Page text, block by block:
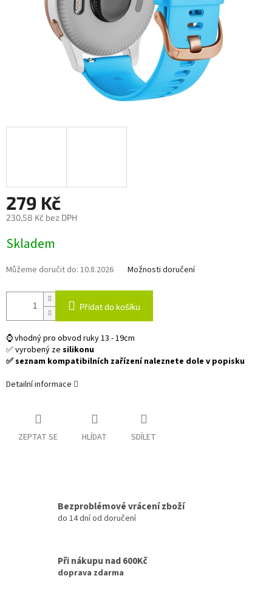
279 Kč
230,58 Kč bez DPH
cena:
Skladem
Můžeme doručit do: 10.8.2026 Možnosti doručení
Přidat do košíku
⌚ vhodný pro obvod ruky 13 - 19cm
✅ vyrobený ze silikonu
✅ seznam kompatibilních zařízení naleznete dole v popisku
Detailní informace
ZEPTAT SE HLÍDAT SDÍLET
Bezproblémové vrácení zboží
do 14 dní od doručení
Při nákupu nad 600Kč
doprava zdarma